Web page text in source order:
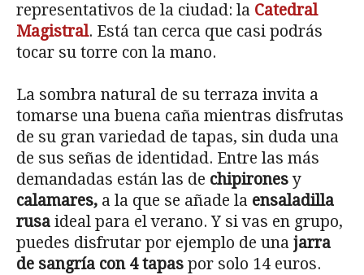
representativos de la ciudad: la Catedral
Magistral. Está tan cerca que casi podrás
tocar su torre con la mano.
La sombra natural de su terraza invita a
tomarse una buena caña mientras disfrutas
de su gran variedad de tapas, sin duda una
de sus señas de identidad. Entre las más
demandadas están las de chipironesy
calamares, a la que se añade la ensaladilla
rusa ideal para el verano. Y si vas en grupo,
puedes disfrutar por ejemplo de una jarra
de sangría con 4 tapas por solo 14 euros.